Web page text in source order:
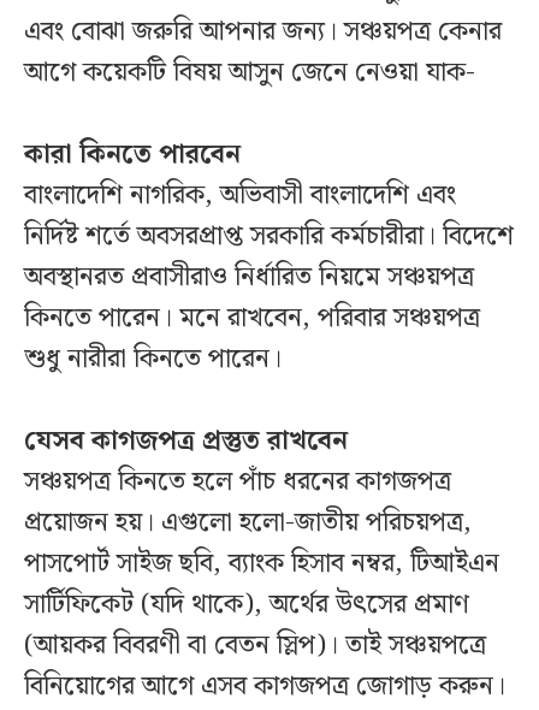
এবং বোঝা জরুরি আপনার জন্য। সঞ্চয়পত্র কেনার
আগে কয়েকটি বিষয় আসুন জেনে নেওয়া যাক-
কারা কিনতে পারবেন
বাংলাদেশি নাগরিক, অভিবাসী বাংলাদেশি এবং
নির্দিষ্ট শর্তে অবসরপ্রাপ্ত সরকারি কর্মচারীরা। বিদেশে
অবস্থানরত প্রবাসীরাও নির্ধারিত নিয়মে সঞ্চয়পত্র
কিনতে পারেন। মনে রাখবেন, পরিবার সঞ্চয়পত্র
শুধু নারীরা কিনতে পারেন।
যেসব কাগজপত্র প্রস্তুত রাখবেন
সঞ্চয়পত্র কিনতে হলে পাঁচ ধরনের কাগজপত্র
প্রয়োজন হয়। এগুলো হলো-জাতীয় পরিচয়পত্র,
পাসপোর্ট সাইজ ছবি, ব্যাংক হিসাব নম্বর, টিআইএন
সার্টিফিকেট (যদি থাকে), অর্থের উৎসের প্রমাণ
(আয়কর বিবরণী বা বেতন স্লিপ)। তাই সঞ্চয়পত্রে
বিনিয়োগের আগে এসব কাগজপত্র জোগাড় করুন।